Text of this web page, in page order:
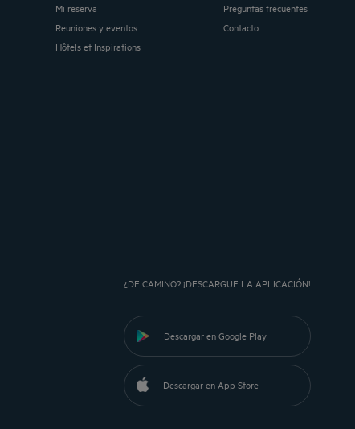
Mi reserva
Reuniones y eventos
Hôtels et Inspirations
Preguntas frecuentes
Contacto
¿DE CAMINO? ¡DESCARGUE LA APLICACIÓN!
Descargar en Google Play
Descargar en App Store